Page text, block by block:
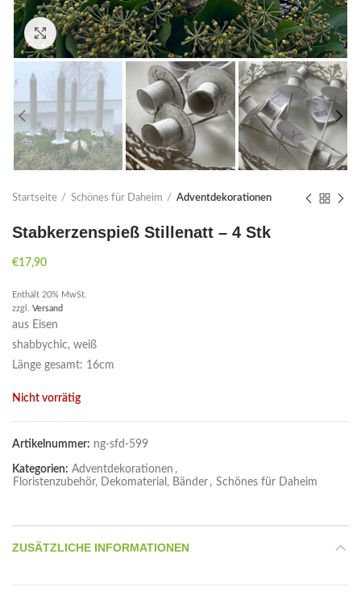
Click to enlarge
Startseite Schönes für Daheim Adventdekorationen
Stabkerzenspieß Stillenatt – 4 Stk
€17,90
Enthält 20% MwSt.
zzgl. Versand
aus Eisen
shabbychic, weiß
Länge gesamt: 16cm
Nicht vorrätig
Artikelnummer: ng-sfd-599
Kategorien: Adventdekorationen ,
Floristenzubehör, Dekomaterial, Bänder , Schönes für Daheim
ZUSÄTZLICHE INFORMATIONEN